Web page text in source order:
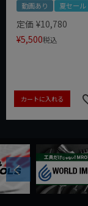
動画あり 夏セール
定価 ¥10,780
¥5,500税込
カートに入れる
Previous